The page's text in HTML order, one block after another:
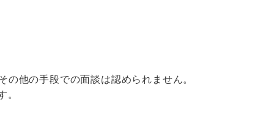
他の手段での面談は認められません。